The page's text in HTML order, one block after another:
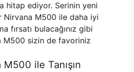
hitap ediyor. Serinin yeni
Nirvana M500 ile daha iyi
fırsatı bulacağınız gibi
M500 sizin de favoriniz
ile Tanışın